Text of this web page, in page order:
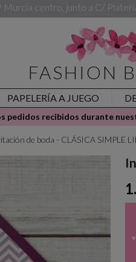
Murcia centro, junto a C/
FASHION
PAPELERÍA A JUEGO
pedidos recibidos durante
de boda - CLÁSICA SIMPLE